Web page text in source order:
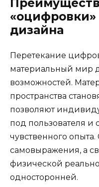
дизайна
Перетекание
материальный мир
возможностей.
пространства
позволяют
под пользователя и
чувственного
самовыражения, а
физической
односторонней.